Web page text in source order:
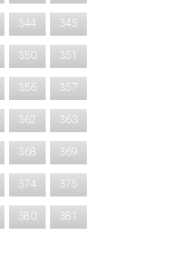
344 345
350 351
356 357
362 363
368 369
374 375
380 381